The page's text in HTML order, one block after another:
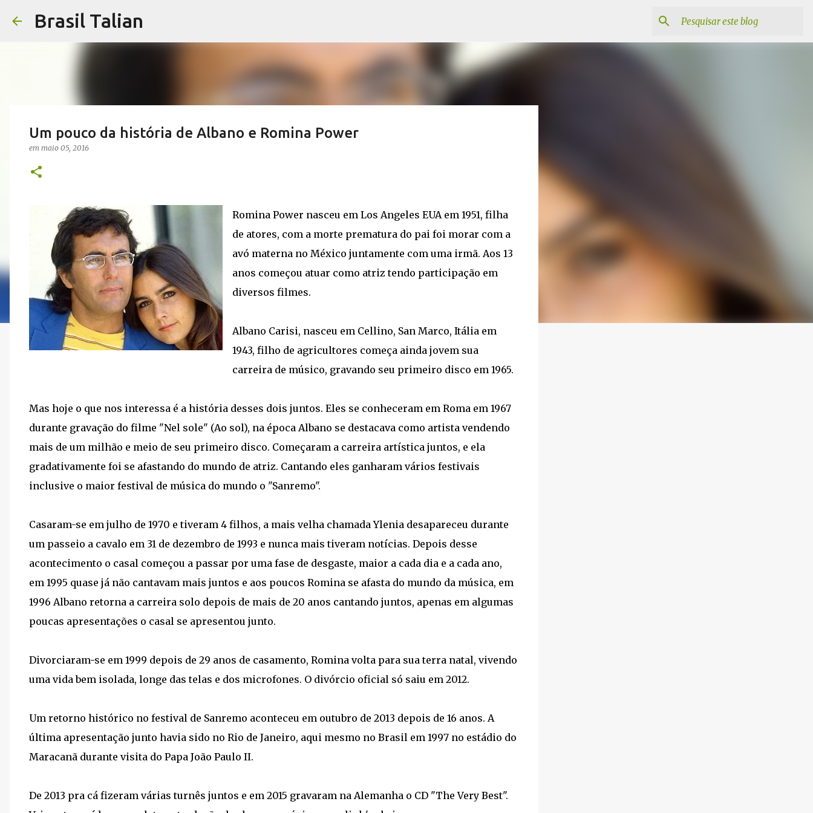
Brasil Talian
Um pouco da história de Albano e Romina Power
em maio 05, 2016
Romina Power nasceu em Los Angeles EUA em 1951, filha
de atores, com a morte prematura do pai foi morar com a
avó materna no México juntamente com uma irmã. Aos 13
anos começou atuar como atriz tendo participação em
diversos filmes.
Albano Carisi, nasceu em Cellino, San Marco, Itália em
1943, filho de agricultores começa ainda jovem sua
carreira de músico, gravando seu primeiro disco em 1965.
Mas hoje o que nos interessa é a história desses dois juntos. Eles se conheceram em Roma em 1967
durante gravação do filme "Nel sole" (Ao sol), na época Albano se destacava como artista vendendo
mais de um milhão e meio de seu primeiro disco. Começaram a carreira artística juntos, e ela
gradativamente foi se afastando do mundo de atriz. Cantando eles ganharam vários festivais
inclusive o maior festival de música do mundo o "Sanremo".
Casaram-se em julho de 1970 e tiveram 4 filhos, a mais velha chamada Ylenia desapareceu durante
um passeio a cavalo em 31 de dezembro de 1993 e nunca mais tiveram notícias. Depois desse
acontecimento o casal começou a passar por uma fase de desgaste, maior a cada dia e a cada ano,
em 1995 quase já não cantavam mais juntos e aos poucos Romina se afasta do mundo da música, em
1996 Albano retorna a carreira solo depois de mais de 20 anos cantando juntos, apenas em algumas
poucas apresentações o casal se apresentou junto.
Divorciaram-se em 1999 depois de 29 anos de casamento, Romina volta para sua terra natal, vivendo
uma vida bem isolada, longe das telas e dos microfones. O divórcio oficial só saiu em 2012.
Um retorno histórico no festival de Sanremo aconteceu em outubro de 2013 depois de 16 anos. A
última apresentação junto havia sido no Rio de Janeiro, aqui mesmo no Brasil em 1997 no estádio do
Maracanã durante visita do Papa João Paulo II.
De 2013 pra cá fizeram várias turnês juntos e em 2015 gravaram na Alemanha o CD "The Very Best".